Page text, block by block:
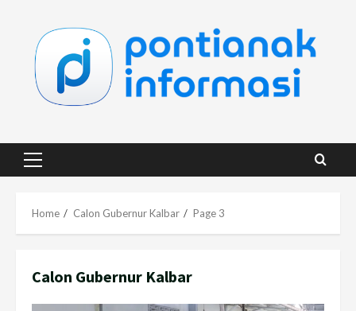
content
Primary
Home Calon Gubernur Kalbar Page 3
Calon Gubernur Kalbar